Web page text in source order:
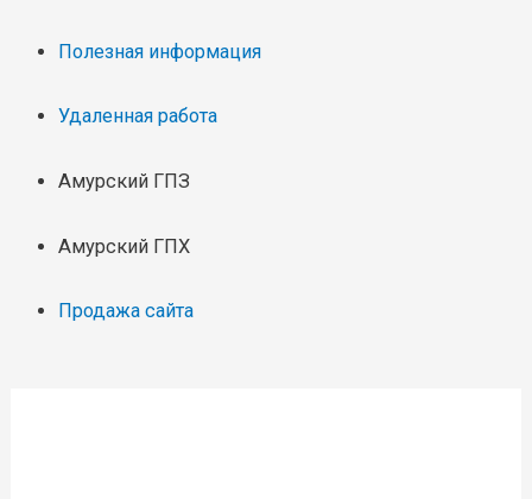
Полезная информация
Удаленная работа
Амурский ГПЗ
Амурский ГПХ
Продажа сайта